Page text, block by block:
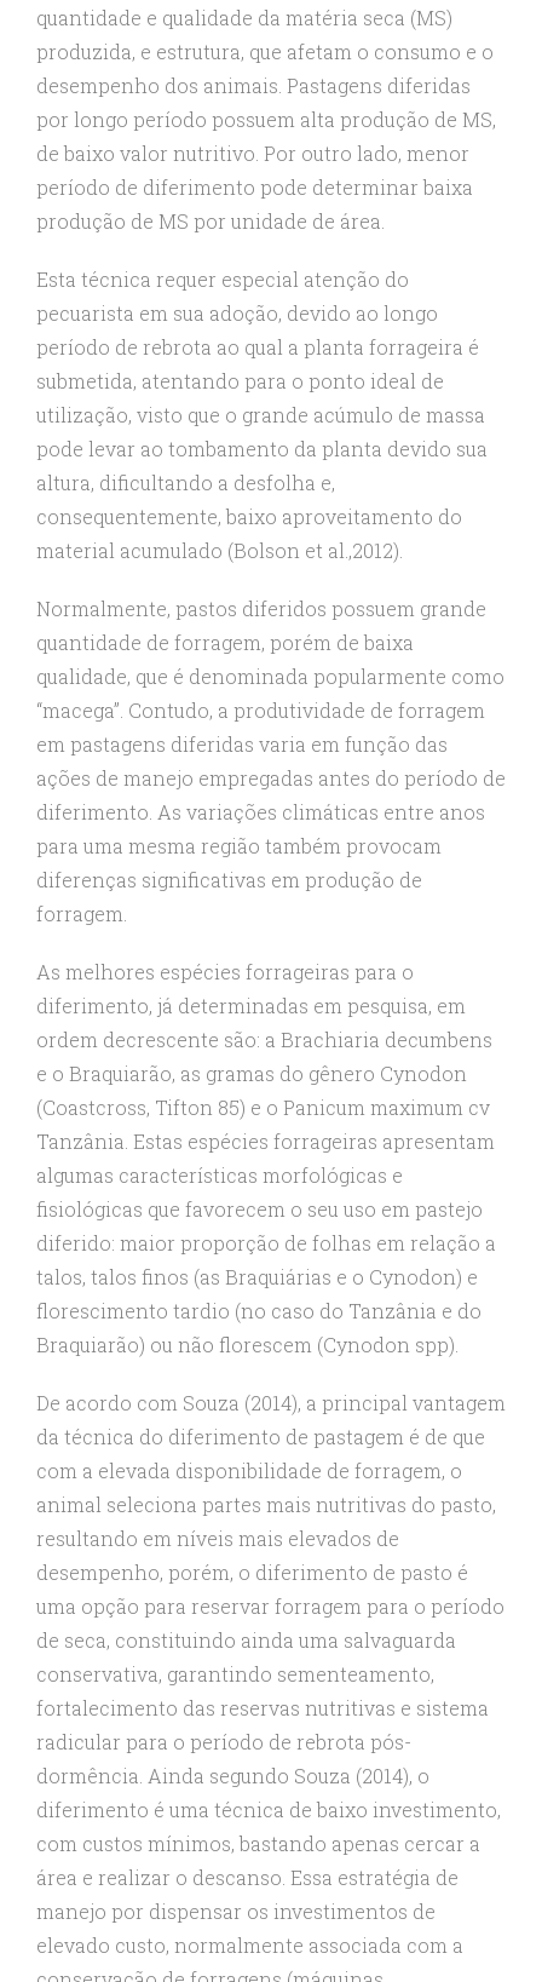
quantidade e qualidade da matéria seca (MS)
produzida, e estrutura, que afetam o consumo e o
desempenho dos animais. Pastagens diferidas
por longo período possuem alta produção de MS,
de baixo valor nutritivo. Por outro lado, menor
período de diferimento pode determinar baixa
produção de MS por unidade de área.
Esta técnica requer especial atenção do
pecuarista em sua adoção, devido ao longo
período de rebrota ao qual a planta forrageira é
submetida, atentando para o ponto ideal de
utilização, visto que o grande acúmulo de massa
pode levar ao tombamento da planta devido sua
altura, dificultando a desfolha e,
consequentemente, baixo aproveitamento do
material acumulado (Bolson et al.,2012).
Normalmente, pastos diferidos possuem grande
quantidade de forragem, porém de baixa
qualidade, que é denominada popularmente como
“macega”. Contudo, a produtividade de forragem
em pastagens diferidas varia em função das
ações de manejo empregadas antes do período de
diferimento. As variações climáticas entre anos
para uma mesma região também provocam
diferenças significativas em produção de
forragem.
As melhores espécies forrageiras para o
diferimento, já determinadas em pesquisa, em
ordem decrescente são: a Brachiaria decumbens
e o Braquiarão, as gramas do gênero Cynodon
(Coastcross, Tifton 85) e o Panicum maximum cv
Tanzânia. Estas espécies forrageiras apresentam
algumas características morfológicas e
fisiológicas que favorecem o seu uso em pastejo
diferido: maior proporção de folhas em relação a
talos, talos finos (as Braquiárias e o Cynodon) e
florescimento tardio (no caso do Tanzânia e do
Braquiarão) ou não florescem (Cynodon spp).
De acordo com Souza (2014), a principal vantagem
da técnica do diferimento de pastagem é de que
com a elevada disponibilidade de forragem, o
animal seleciona partes mais nutritivas do pasto,
resultando em níveis mais elevados de
desempenho, porém, o diferimento de pasto é
uma opção para reservar forragem para o período
de seca, constituindo ainda uma salvaguarda
conservativa, garantindo sementeamento,
fortalecimento das reservas nutritivas e sistema
radicular para o período de rebrota pós-
dormência. Ainda segundo Souza (2014), o
diferimento é uma técnica de baixo investimento,
com custos mínimos, bastando apenas cercar a
área e realizar o descanso. Essa estratégia de
manejo por dispensar os investimentos de
elevado custo, normalmente associada com a